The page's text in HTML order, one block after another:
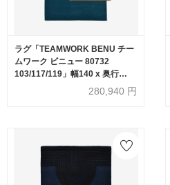
ラグ「TEAMWORK BENU チー
ムワーク ビニュー 80732
103/117/119」幅140 x 奥行
200cm 防炎【受注生産品】
FISCHBACHER 1819（フィッ
280,940 円